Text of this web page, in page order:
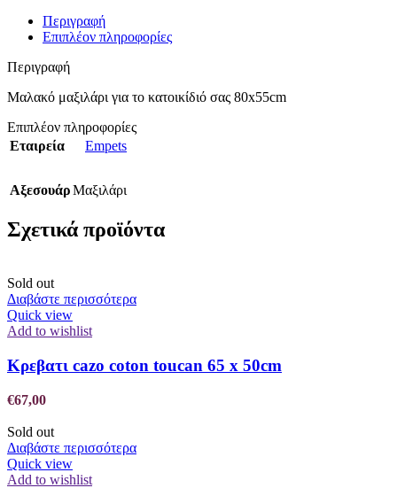
Περιγραφή
Επιπλέον πληροφορίες
Περιγραφή
Μαλακό μαξιλάρι για το κατοικίδιό σας 80x55cm
Επιπλέον πληροφορίες
Εταιρεία
Empets
ΑξεσουάρΜαξιλάρι
Σχετικά προϊόντα
Sold out
Διαβάστε περισσότερα
Quick view
Add to wishlist
Κρεβατι cazo coton toucan 65 x 50cm
€67,00
Sold out
Διαβάστε περισσότερα
Quick view
Add to wishlist